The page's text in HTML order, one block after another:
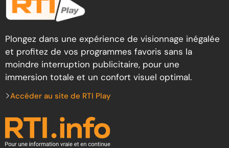
Plongez dans une expérience de visionnage inégalée
et profitez de vos programmes favoris sans la
moindre interruption publicitaire, pour une
immersion totale et un confort visuel optimal.
Accéder au site de RTI Play